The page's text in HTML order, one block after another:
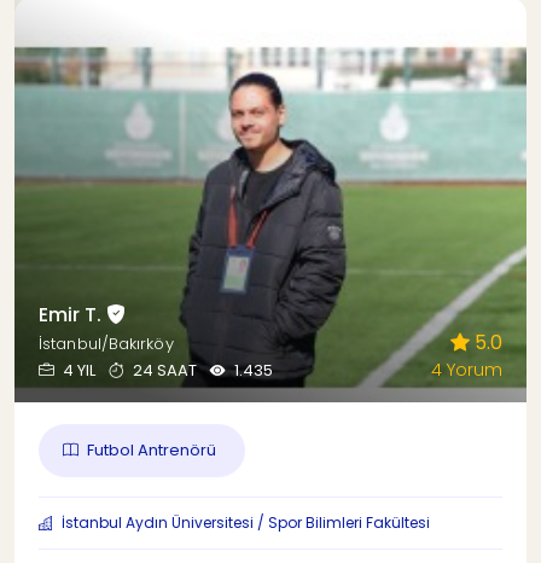
Emir T.
İstanbul/Bakırköy
4 YIL
24 SAAT 1.435
5.0
4 Yorum
Futbol Antrenörü
İstanbul Aydın Üniversitesi / Spor Bilimleri Fakültesi